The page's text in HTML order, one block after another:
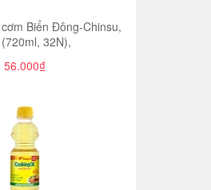
Biển Đông-Chinsu,
32N),
56.000₫